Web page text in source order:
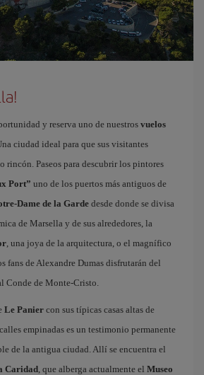
y reserva uno de nuestros vuelos
ciudad ideal para que sus visitantes
rincón. Paseos para descubrir los pintores
Port” uno de los puertos más antiguos de
Dame de la Garde desde donde se divisa
de Marsella y de sus alrededores, la
, una joya de la arquitectura, o el magnífico
fans de Alexandre Dumas disfrutarán del
Conde de Monte-Cristo.
Le Panier con sus típicas casas altas de
empinadas es un testimonio permanente
de la antigua ciudad. Allí se encuentra el
Caridad , que alberga actualmente el Museo